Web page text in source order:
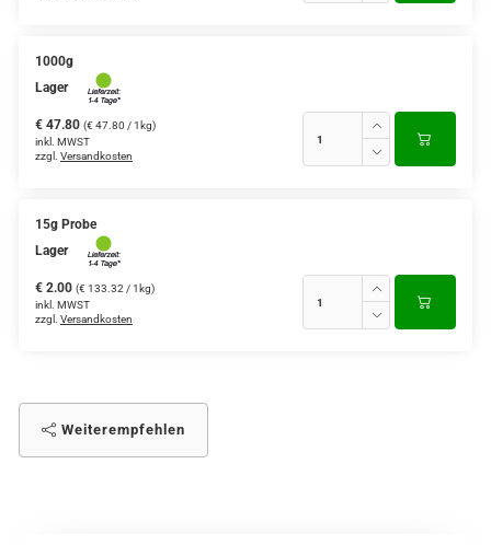
1000g
Lager
€ 47.80 (€ 47.80 / 1kg)
inkl. MWST
zzgl. Versandkosten
15g Probe
Lager
€ 2.00 (€ 133.32 / 1kg)
inkl. MWST
zzgl. Versandkosten
Weiterempfehlen